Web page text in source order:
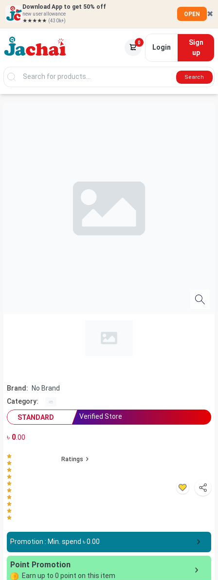
Download App to get 50% off
new user allowance
★★★★★ (430k+)
OPEN ✖
0
Login
Sign
up
Search
Brand:
No Brand
Category:
STANDARD
Verified Store
৳ 0.00
Ratings
Promotion : Min. spend ৳0.00
Point Promotion
Earn up to 0 point on this item